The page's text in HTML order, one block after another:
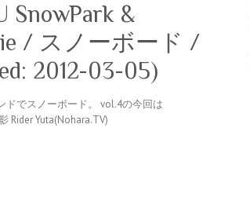
SnowPark &
/ スノーボード /
2012-03-05)
ドでスノーボード。 vol.4の今回は
Rider Yuta(Nohara.TV)